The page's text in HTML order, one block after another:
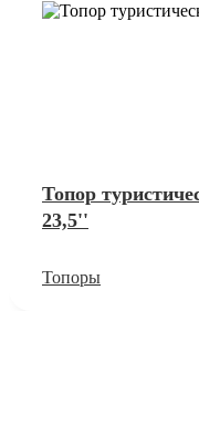
Топор
23,5''
Топоры